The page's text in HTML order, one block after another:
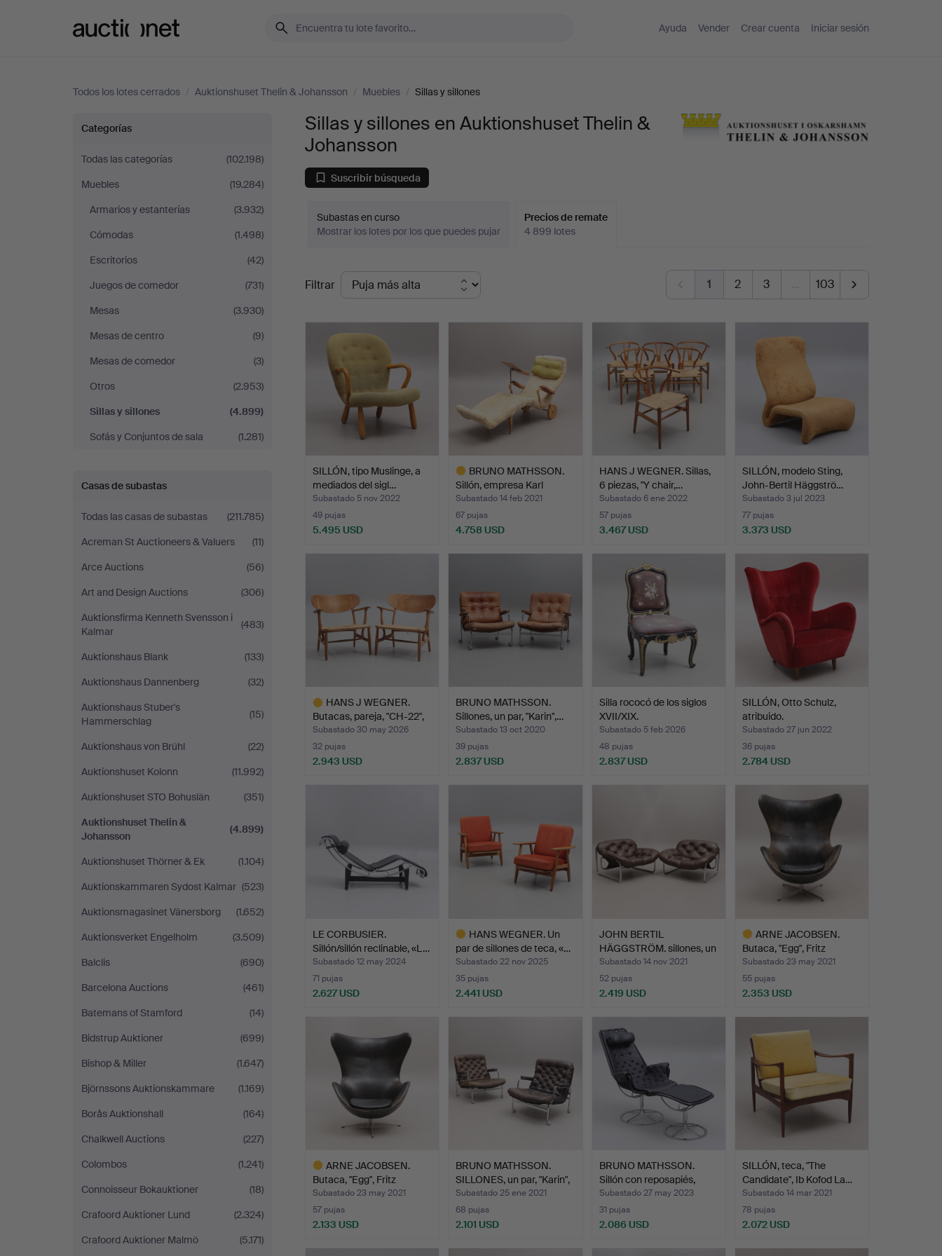
Ayuda Vender Crear cuenta Iniciar sesión
Todos los lotes cerrados / Auktionshuset Thelin & Johansson / Muebles / Sillas y sillones
Sillas
y
sillones
en
Auktionshuset
Thelin
Johansson
Categorías
Todas las categorías
(102.198)
Muebles
(19.284)
Armarios y estanterías
(3.932)
Cómodas
(1.498)
Escritorios
(42)
Juegos de comedor
(731)
Mesas
(3.930)
Mesas de centro
(9)
Mesas de comedor
(3)
Otros
(2.953)
Sillas y sillones
(4.899)
Sofás y Conjuntos de sala
(1.281)
Casas de subastas
Todas las casas de subastas
(211.785)
Acreman St Auctioneers & Valuers
(11)
Arce Auctions
(56)
Art and Design Auctions
(306)
Auktionsfirma Kenneth Svensson i
Kalmar
(483)
Auktionshaus Blank
(133)
Auktionshaus Dannenberg
(32)
Auktionshaus Stuber's
Hammerschlag
(15)
Auktionshaus von Brühl
(22)
Auktionshuset Kolonn
(11.992)
Auktionshuset STO Bohuslän
(351)
Auktionshuset Thelin &
Johansson
(4.899)
Auktionshuset Thörner & Ek
(1.104)
Auktionskammaren Sydost Kalmar (523)
Auktionsmagasinet Vänersborg
(1.652)
Auktionsverket Engelholm
(3.509)
Balclis
(690)
Barcelona Auctions
(461)
Batemans of Stamford
(14)
Bidstrup Auktioner
(699)
Bishop & Miller
(1.647)
Björnssons Auktionskammare
(1.169)
Borås Auktionshall
(164)
Chalkwell Auctions
(227)
Colombos
(1.241)
Connoisseur Bokauktioner
(18)
Crafoord Auktioner Lund
(2.324)
Crafoord Auktioner Malmö
(5.171)
Sillas y sillones en Auktionshuset Thelin &
Johansson
Suscribir búsqueda
Subastas en curso
Mostrar los lotes por los que puedes pujar
Precios de remate
4 899 lotes
Precios
de
remate
Filtrar 1 2 3 … 103
SILLÓN, tipo Muslinge, a
mediados del sigl…
Subastado 5 nov 2022
49 pujas
5.495 USD
BRUNO MATHSSON.
Sillón, empresa Karl
Maths…
Subastado 14 feb 2021
67 pujas
4.758 USD
HANS J WEGNER. Sillas,
6 piezas, "Y chair,…
Subastado 6 ene 2022
57 pujas
3.467 USD
SILLÓN, modelo Sting,
John-Bertil Häggströ…
Subastado 3 jul 2023
77 pujas
3.373 USD
HANS J WEGNER.
Butacas, pareja, "CH-22",
C…
Subastado 30 may 2026
32 pujas
2.943 USD
BRUNO MATHSSON.
Sillones, un par, "Karin",…
Subastado 13 oct 2020
39 pujas
2.837 USD
Silla rococó de los siglos
XVII/XIX.
Subastado 5 feb 2026
48 pujas
2.837 USD
SILLÓN, Otto Schulz,
atribuido.
Subastado 27 jun 2022
36 pujas
2.784 USD
LE CORBUSIER.
Sillón/sillón reclinable, «L…
Subastado 12 may 2024
71 pujas
2.627 USD
HANS WEGNER. Un
par de sillones de teca, «…
Subastado 22 nov 2025
35 pujas
2.441 USD
JOHN BERTIL
HÄGGSTRÖM. sillones, un
par, 1…
Subastado 14 nov 2021
52 pujas
2.419 USD
ARNE JACOBSEN.
Butaca, "Egg", Fritz
Hansen…
Subastado 23 may 2021
55 pujas
2.353 USD
ARNE JACOBSEN.
Butaca, "Egg", Fritz
Hansen…
Subastado 23 may 2021
57 pujas
2.133 USD
BRUNO MATHSSON.
SILLONES, un par, "Karin",
…
Subastado 25 ene 2021
68 pujas
2.101 USD
BRUNO MATHSSON.
Sillón con reposapiés,
cue…
Subastado 27 may 2023
31 pujas
2.086 USD
SILLÓN, teca, "The
Candidate", Ib Kofod La…
Subastado 14 mar 2021
78 pujas
2.072 USD